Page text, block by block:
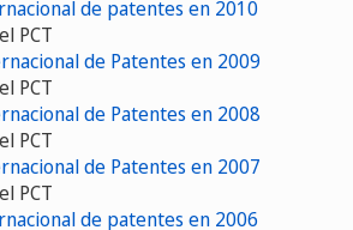
de patentes en 2010
PCT
de Patentes en 2009
PCT
de Patentes en 2008
PCT
de Patentes en 2007
PCT
de patentes en 2006